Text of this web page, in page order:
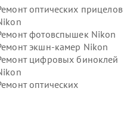
оптических прицелов
фотовспышек Nikon
экшн-камер Nikon
цифровых биноклей
оптических